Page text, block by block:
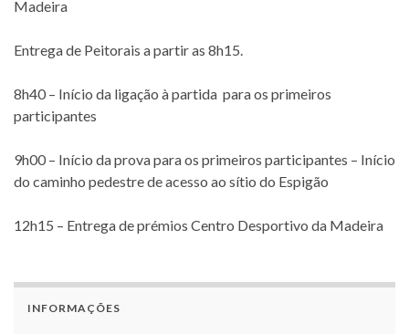
Madeira
Entrega de Peitorais a partir as 8h15.
8h40 – Início da ligação à partida para os primeiros
participantes
9h00 – Início da prova para os primeiros participantes – Início
do caminho pedestre de acesso ao sítio do Espigão
12h15 – Entrega de prémios Centro Desportivo da Madeira
INFORMAÇÕES